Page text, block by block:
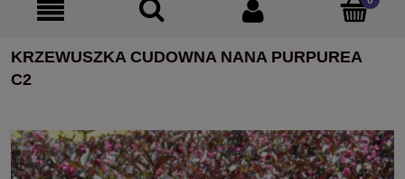
KRZEWUSZKA CUDOWNA NANA PURPUREA
C2